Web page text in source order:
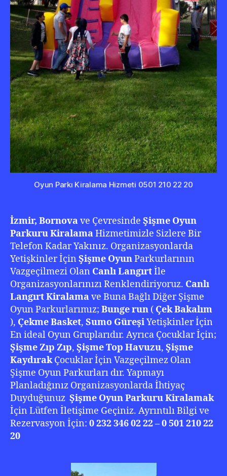
Oyun Parkı Kiralama Hizmeti 0501 210 22 20
İzmir, Bornovave Çevresinde Şişme Oyun
Parkuru KiralamaHizmetimizle Sizlere Bir
Telefon Kadar Yakınız. Organizasyonlarda
Yetişkinler İçin Şişme OyunParkurlarının
Vazgeçilmezi Olan Canlı Langırtİle
Organizasyonlarınızı Renklendiriyoruz. Canlı
Langırt Kiralamave Buna Bağlı Diğer Şişme
Oyun Parkurlarımız; Bunge run ( Çek Bakalım
), Çekme Basket, Sumo GüreşiYetişkinler İçin
En ideal Oyun Gruplarıdır. Ayrıca Çocuklar İçin;
Şişme Zıp Zıp, Şişme Top Havuzu, Şişme
KaydırakÇocuklar İçin Vazgeçilmez Olan
Şişme Oyun Parkurları dır. Yapmayı
Planladığınız Organizasyonlarda İhtiyaç
Duyduğunuz Şişme Oyun Parkuru Kiralamak
İçin Lütfen İletişime Geçiniz. Ayrıntılı Bilgi ve
Rezervasyon İçin: 0 232 346 02 22 – 0 501 210 22
20